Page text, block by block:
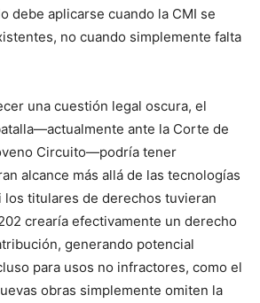
debe aplicarse cuando la CMI se
no cuando simplemente falta
una cuestión legal oscura, el
ante la Corte de
Circuito—podría tener
alcance más allá de las tecnologías
los titulares de derechos tuvieran
crearía efectivamente un derecho
generando potencial
para usos no infractores, como el
obras simplemente omiten la